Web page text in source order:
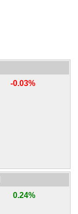
-0.03%
0.24%